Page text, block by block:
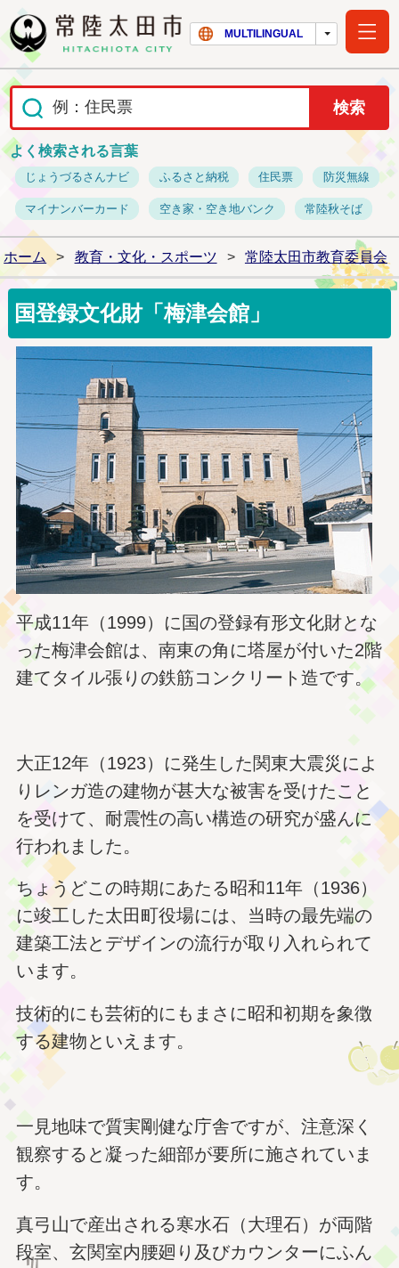
常陸太田市ホー
MULTILINGUAL
よく検索される言葉
じょうづるさんナビ ふるさと納税 住民票 防災無線
マイナンバーカード 空き家・空き地バンク 常陸秋そば
ホーム > 教育・文化・スポーツ > 常陸太田市教育委員会
国登録文化財「梅津会館」
平成11年（1999）に国の登録有形文化財とな
った梅津会館は、南東の角に塔屋が付いた2階
建てタイル張りの鉄筋コンクリート造です。
大正12年（1923）に発生した関東大震災によ
りレンガ造の建物が甚大な被害を受けたこと
を受けて、耐震性の高い構造の研究が盛んに
行われました。
ちょうどこの時期にあたる昭和11年（1936）
に竣工した太田町役場には、当時の最先端の
建築工法とデザインの流行が取り入れられて
います。
技術的にも芸術的にもまさに昭和初期を象徴
する建物といえます。
一見地味で質実剛健な庁舎ですが、注意深く
観察すると凝った細部が要所に施されていま
す。
真弓山で産出される寒水石（大理石）が両階
段室、玄関室内腰廻り及びカウンターにふん